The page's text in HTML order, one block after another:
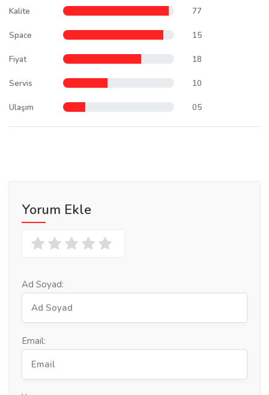
Kalite 77
Space 15
Fiyat 18
Servis 10
Ulaşım 05
Yorum Ekle
Ad Soyad:
Email: